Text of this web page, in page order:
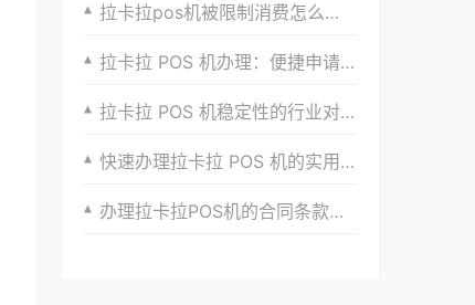
拉卡拉pos机被限制消费怎么样解决？
拉卡拉 POS 机办理：便捷申请，放心收款无忧使用
拉卡拉 POS 机稳定性的行业对比
快速办理拉卡拉 POS 机的实用技巧分享超干货
办理拉卡拉POS机的合同条款解读